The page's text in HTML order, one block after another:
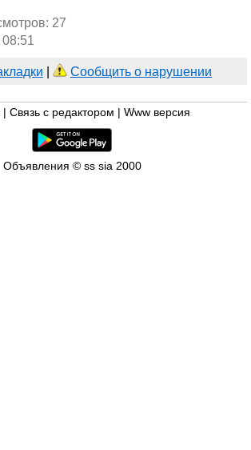
27
Сообщить о нарушении
Связь с редактором Www версия
Объявления © ss sia 2000